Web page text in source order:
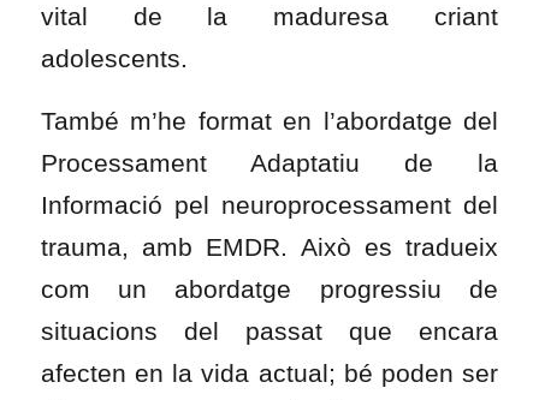
vital de la maduresa criant
adolescents.
També m’he format en l’abordatge del
Processament Adaptatiu de la
Informació pel neuroprocessament del
trauma, amb EMDR. Això es tradueix
com un abordatge progressiu de
situacions del passat que encara
afecten en la vida actual; bé poden ser